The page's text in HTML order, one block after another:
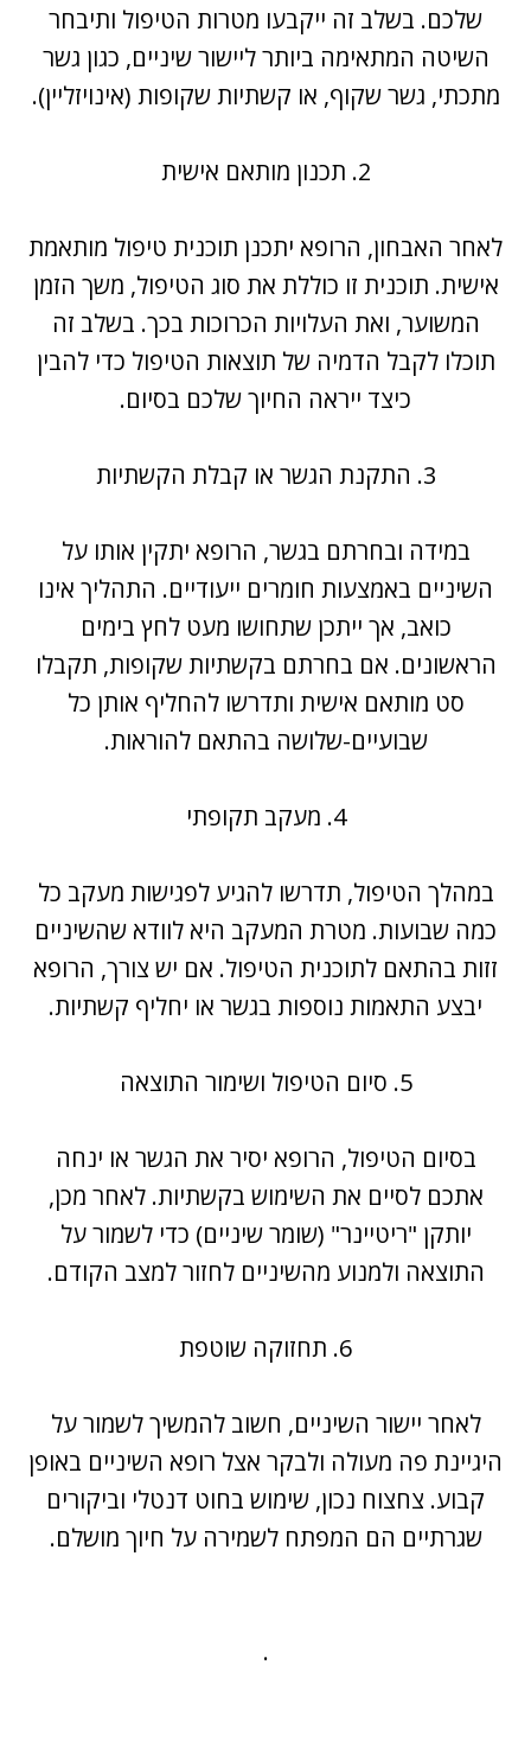
שלכם. בשלב זה ייקבעו מטרות הטיפול ותיבחר
השיטה המתאימה ביותר ליישור שיניים, כגון גשר
מתכתי, גשר שקוף, או קשתיות שקופות (אינויזליין).
2. תכנון מותאם אישית
לאחר האבחון, הרופא יתכנן תוכנית טיפול מותאמת
אישית. תוכנית זו כוללת את סוג הטיפול, משך הזמן
המשוער, ואת העלויות הכרוכות בכך. בשלב זה
תוכלו לקבל הדמיה של תוצאות הטיפול כדי להבין
כיצד ייראה החיוך שלכם בסיום.
3. התקנת הגשר או קבלת הקשתיות
במידה ובחרתם בגשר, הרופא יתקין אותו על
השיניים באמצעות חומרים ייעודיים. התהליך אינו
כואב, אך ייתכן שתחושו מעט לחץ בימים
הראשונים. אם בחרתם בקשתיות שקופות, תקבלו
סט מותאם אישית ותדרשו להחליף אותן כל
שבועיים-שלושה בהתאם להוראות.
4. מעקב תקופתי
במהלך הטיפול, תדרשו להגיע לפגישות מעקב כל
כמה שבועות. מטרת המעקב היא לוודא שהשיניים
זזות בהתאם לתוכנית הטיפול. אם יש צורך, הרופא
יבצע התאמות נוספות בגשר או יחליף קשתיות.
5. סיום הטיפול ושימור התוצאה
בסיום הטיפול, הרופא יסיר את הגשר או ינחה
אתכם לסיים את השימוש בקשתיות. לאחר מכן,
יותקן "ריטיינר" (שומר שיניים) כדי לשמור על
התוצאה ולמנוע מהשיניים לחזור למצב הקודם.
6. תחזוקה שוטפת
לאחר יישור השיניים, חשוב להמשיך לשמור על
היגיינת פה מעולה ולבקר אצל רופא השיניים באופן
קבוע. צחצוח נכון, שימוש בחוט דנטלי וביקורים
שגרתיים הם המפתח לשמירה על חיוך מושלם.
.